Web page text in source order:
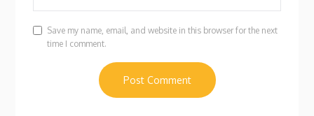
Save my name, email, and website in this browser for the next
time I comment.